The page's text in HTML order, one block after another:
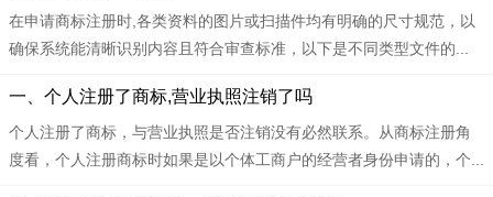
在申请商标注册时,各类资料的图片或扫描件均有明确的尺寸规范，以
确保系统能清晰识别内容且符合审查标准，以下是不同类型文件的...
​​一、个人注册了商标,营业执照注销了吗
个人注册了商标，与营业执照是否注销没有必然联系。从商标注册角
度看，个人注册商标时如果是以个体工商户的经营者身份申请的，个...